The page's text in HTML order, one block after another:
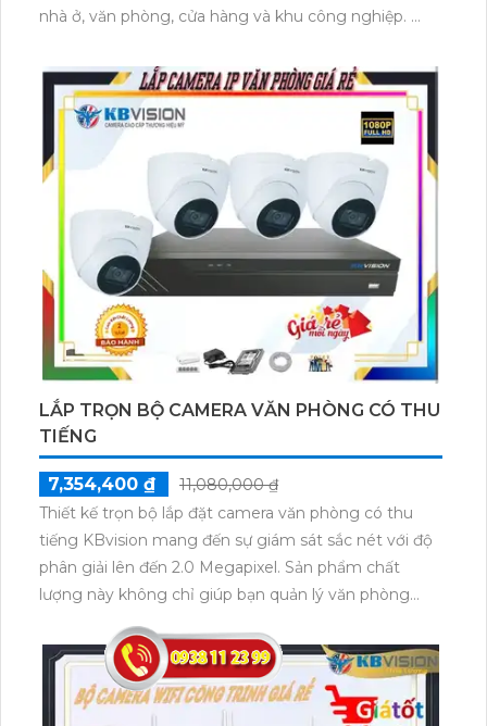
nhà ở, văn phòng, cửa hàng và khu công nghiệp.
camera này mang lại hình ảnh chất lượng cao, rõ nét
và chi tiết. Với giá rẻ nhưng không đánh đổi chất
lượng, bộ camera HD quan sát qua mạng tiết kiệm
chi phí đáng kể cho người dùng.
Bộ camera này cũng tương thích với nhiều dịch vụ
trực tuyến, cho phép người dùng theo dõi và kiểm
soát từ xa qua mạng internet.
Công nghệ mới đượng hãng ứng dụng vào từng chi
tiết Tin hơn rằng người dùng có thể giám sát tình
hình bất kỳ lúc nào và ở bất kỳ đâu. Với các tính năng
nâng cao như cảm biến hồng ngoại, đèn LED và chế
độ quan sát ban đêm, bộ camera HD quan sát qua
mạng có khả năng
LẮP TRỌN BỘ CAMERA VĂN PHÒNG CÓ THU
TIẾNG
7,354,400 ₫
11,080,000 ₫
Thiết kế trọn bộ lắp đặt camera văn phòng có thu
tiếng KBvision mang đến sự giám sát sắc nét với độ
phân giải lên đến 2.0 Megapixel. Sản phẩm chất
lượng này không chỉ giúp bạn quản lý văn phòng
một cách hiệu quả mà còn đem lại sự an ninh cho
không gian làm việc của bạn. Việc cài đặt và sử dụng
camera KBvision rất đơn giản, người dùng có thể dễ
dàng theo dõi hình ảnh trực tiếp trên điện thoại